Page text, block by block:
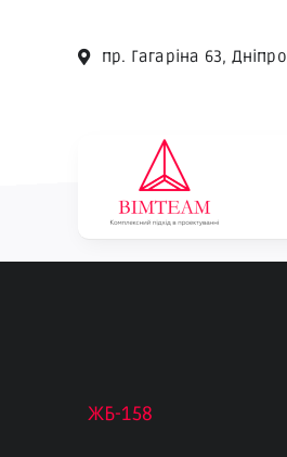
пр. Гагаріна 63, Дніпро
ЖБ-158